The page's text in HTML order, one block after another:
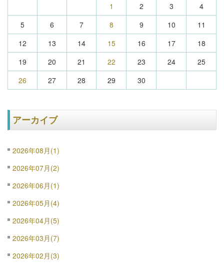
1
2 3
4
5
6 7 8 9 10
11
12
13 14 15 16 17
18
19
20 21 22 23 24
25
26
27 28 29 30
アーカイブ
2026年08月(1)
2026年07月(2)
2026年06月(1)
2026年05月(4)
2026年04月(5)
2026年03月(7)
2026年02月(3)